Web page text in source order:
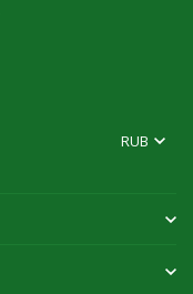
RUB